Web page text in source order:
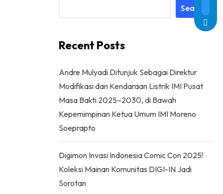
Search
Recent Posts
Andre Mulyadi Ditunjuk Sebagai Direktur
Modifikasi dan Kendaraan Listrik IMI Pusat
Masa Bakti 2025–2030, di Bawah
Kepemimpinan Ketua Umum IMI Moreno
Soeprapto
Digimon Invasi Indonesia Comic Con 2025!
Koleksi Mainan Komunitas DIGI-IN Jadi
Sorotan